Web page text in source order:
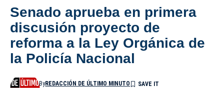
Senado aprueba en primera
discusión proyecto de
reforma a la Ley Orgánica de
la Policía Nacional
ByREDACCIÓN DE ÚLTIMO MINUTO